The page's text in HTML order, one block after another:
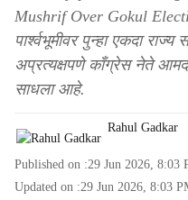
Mushrif Over Gokul
पार्श्वभूमीवर पुन्हा एकदा
अप्रत्यक्षपणे काँग्रेस नेते
साधला आहे.
Rahul Gadkar
Published on :29 Jun 2026, 8:03
Updated on :29 Jun 2026, 8:03